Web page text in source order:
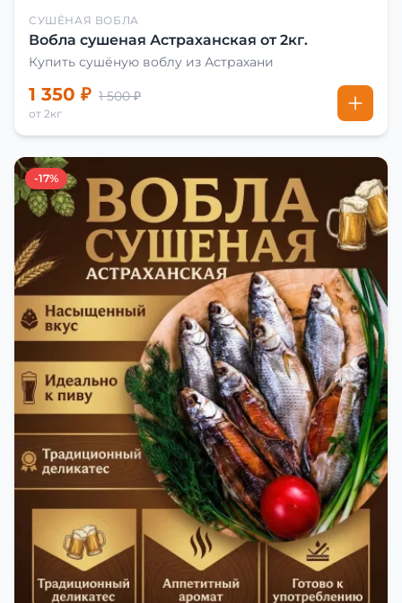
СУШЁНАЯ ВОБЛА
Вобла сушеная Астраханская от 2кг.
Купить сушёную воблу из Астрахани
1 350 ₽ 1 500 ₽
от 2кг
-17%